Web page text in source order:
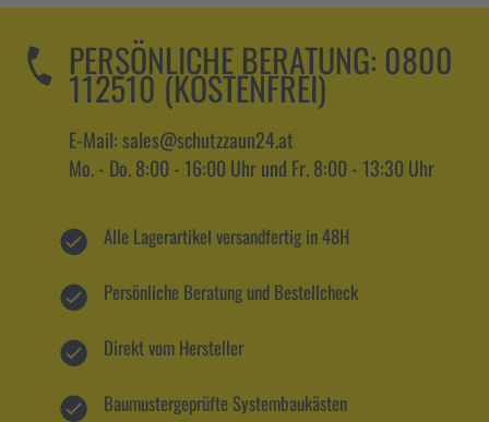
bei schwierigen Wetterbedingungen und in stark
frequentierten Bereichen.
ABSPERRSCHRANKENGITTER
Absperrschrankengitter von Schake ermöglichen eine
schnelle und flexible Absperrung von Straßen und
gleichzeitig leicht zu handhaben, sodass sie ideal für den
oder zur Verkehrslenkung geeignet sind. Durch ihre robuste
und zuverlässig.
PERSÖNLICHE BERATUNG: 0800
112510 (KOSTENFREI)
E-Mail: sales@schutzzaun24.at
Mo. - Do. 8:00 - 16:00 Uhr und Fr. 8:00 - 13:30 Uhr
Alle Lagerartikel versandfertig in 48H
Persönliche Beratung und Bestellcheck
Direkt vom Hersteller
Baumustergeprüfte Systembaukästen